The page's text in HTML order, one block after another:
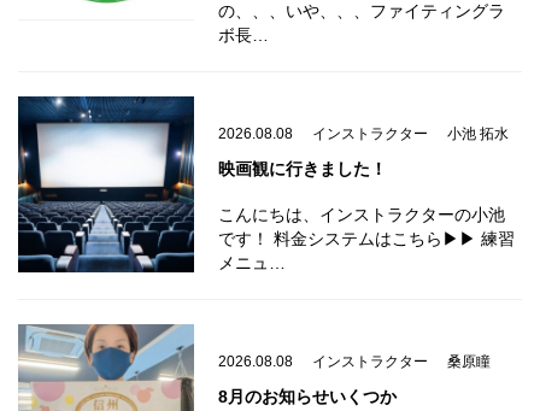
の、、、いや、、、ファイティングラ
ボ長…
2026.08.08 インストラクター 小池 拓水
映画観に行きました！
こんにちは、インストラクターの小池
です！ 料金システムはこちら▶︎▶︎ 練習
メニュ…
2026.08.08 インストラクター 桑原瞳
8月のお知らせいくつか